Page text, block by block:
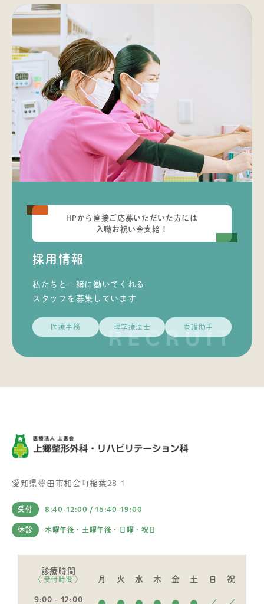
HPから直接ご応募いただいた方には
入職お祝い金支給！
採用情報
私たちと一緒に働いてくれる
スタッフを募集しています
医療事務 理学療法士 看護助手
愛知県豊田市和会町稲葉28-1
受付 8:40-12:00 / 15:40-19:00
休診 木曜午後・土曜午後・日曜・祝日
診療時間
〈 受付時間 〉 月 火 水 木 金 土 日
祝
9:00 - 12:00